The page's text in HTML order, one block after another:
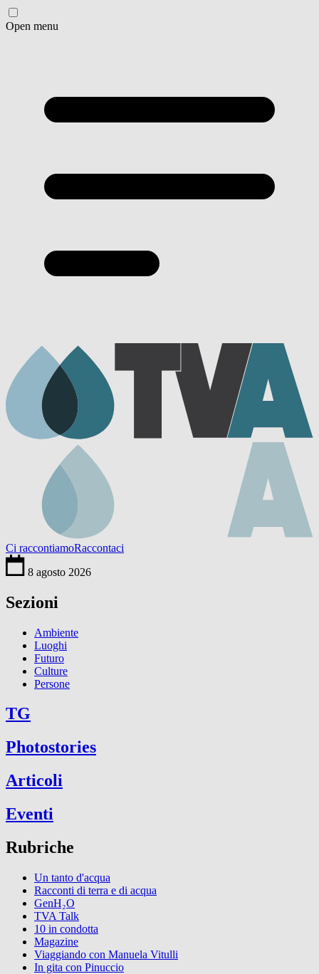
Open menu
Ci raccontiamoRaccontaci
8 agosto 2026
Sezioni
Ambiente
Luoghi
Futuro
Culture
Persone
TG
Photostories
Articoli
Eventi
Rubriche
Un tanto d'acqua
Racconti di terra e di acqua
GenH₂O
TVA Talk
10 in condotta
Magazine
Viaggiando con Manuela Vitulli
In gita con Pinuccio